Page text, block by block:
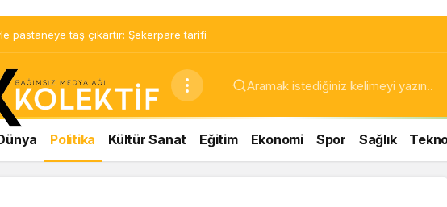
pastaneye taş çıkartır: Şekerpare tarifi
Politika Kültür Sanat Eğitim Ekonomi Spor Sağlık